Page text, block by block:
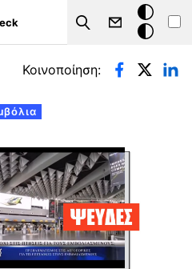
Search
Σκοτεινή
Κοινοποίηση: